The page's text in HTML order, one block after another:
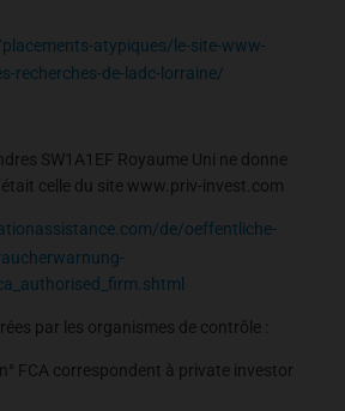
atypiques/le-site-www-
recherches-de-ladc-lorraine/
SW1A1EF Royaume Uni ne donne
celle du site www.priv-invest.com
de/oeffentliche-
par les organismes de contrôle :
FCA correspondent à private investor